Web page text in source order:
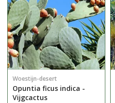
Woestijn-desert
Opuntia ficus indica -
Vijgcactus